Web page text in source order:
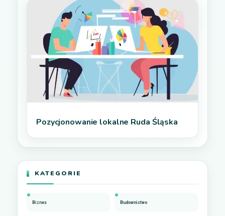
Pozycjonowanie lokalne Ruda Śląska
KATEGORIE
Biznes Budownictwo